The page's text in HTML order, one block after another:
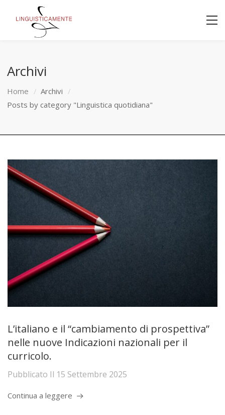
Archivi
Home
Archivi
Posts by category "Linguistica quotidiana"
L’italiano e il “cambiamento di prospettiva”
nelle nuove Indicazioni nazionali per il
curricolo.
Pubblicato Il 15 Settembre 2025
Continua a leggere